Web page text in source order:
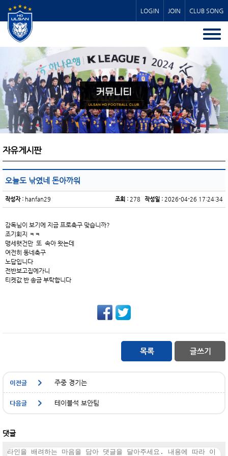
LOGIN JOIN CLUB SONG
자유게시판
오늘도 낚였네 돈아까워
작성자 : hanfan29 작성일 : 2026-04-26 17:24:34
조회 : 278
감독님이 보기에 지금 프로축구 맞습니까?
조기회지 ㅋㅋ
맹세햇건만 또 속아 왓는데
여전히 동네축구
노답입니다
전반보고집에가니
티켓값 반 송금 부탁합니다
주중 경기는
테이블석 보안팀
댓글